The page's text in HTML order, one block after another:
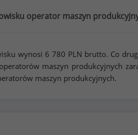
operator maszyn
wynosi 6 780 PLN brutto. Co
maszyn produkcyjnych
maszyn produkcyjnych.